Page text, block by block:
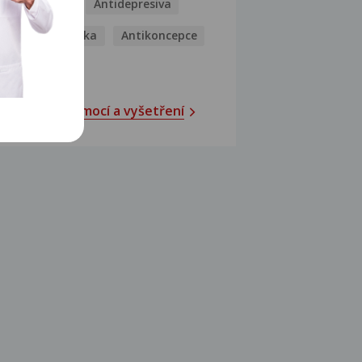
Antibiotika Antidepresiva
Antihistaminika Antikoncepce
Katalog nemocí a vyšetření